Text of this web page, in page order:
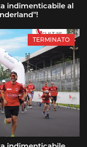
indimenticabile al
TERMINATO